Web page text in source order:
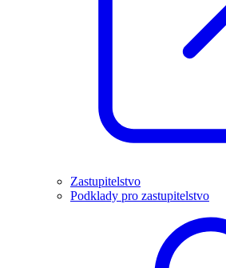
Zastupitelstvo
Podklady pro zastupitelstvo